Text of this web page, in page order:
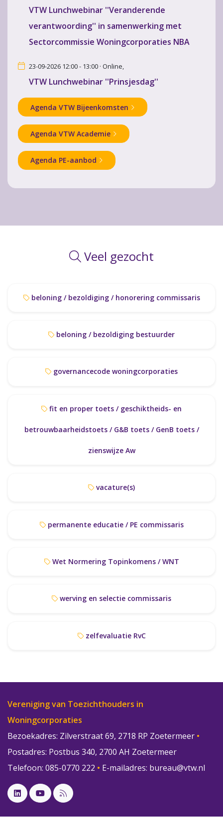
VTW Lunchwebinar ''Veranderende
verantwoording'' in samenwerking met
Sectorcommissie Woningcorporaties NBA
23-09-2026 12:00 - 13:00 · Online,
VTW Lunchwebinar ''Prinsjesdag''
Agenda VTW Bijeenkomsten
Agenda VTW Academie
Agenda PE-aanbod
Veel gezocht
beloning / bezoldiging / honorering commissaris
beloning / bezoldiging bestuurder
governancecode woningcorporaties
betrouwbaarheidstoets / G&B toets / GenB toets /
zienswijze Aw
vacature(s)
permanente educatie / PE commissaris
Wet Normering Topinkomens / WNT
werving en selectie commissaris
zelfevaluatie RvC
Vereniging van Toezichthouders in
Woningcorporaties
Bezoekadres: Zilverstraat 69, 2718 RP Zoetermeer •
Postadres: Postbus 340, 2700 AH Zoetermeer
Telefoon: 085-0770 222 • E-mailadres: bureau@vtw.nl